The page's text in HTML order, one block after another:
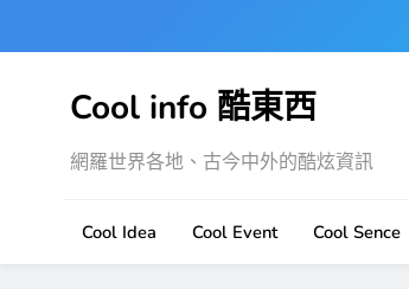
Cool info 酷東西
網羅世界各地、古今中外的酷炫資訊
Cool Idea Cool Event Cool Sence